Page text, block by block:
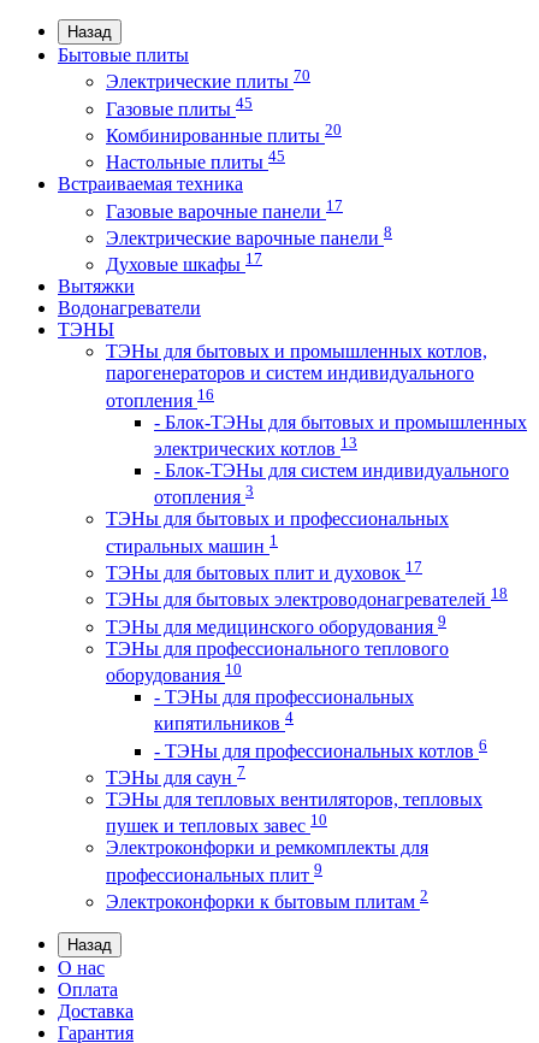
Назад
Бытовые плиты
Электрические плиты 70
Газовые плиты 45
Комбинированные плиты 20
Настольные плиты 45
Встраиваемая техника
Газовые варочные панели 17
Электрические варочные панели 8
Духовые шкафы 17
Вытяжки
Водонагреватели
ТЭНЫ
ТЭНы для бытовых и промышленных котлов,
парогенераторов и систем индивидуального
отопления 16
- Блок-ТЭНы для бытовых и промышленных
электрических котлов 13
- Блок-ТЭНы для систем индивидуального
отопления 3
ТЭНы для бытовых и профессиональных
стиральных машин 1
ТЭНы для бытовых плит и духовок 17
ТЭНы для бытовых электроводонагревателей 18
ТЭНы для медицинского оборудования 9
ТЭНы для профессионального теплового
оборудования 10
- ТЭНы для профессиональных
кипятильников 4
- ТЭНы для профессиональных котлов 6
ТЭНы для саун 7
ТЭНы для тепловых вентиляторов, тепловых
пушек и тепловых завес 10
Электроконфорки и ремкомплекты для
профессиональных плит 9
Электроконфорки к бытовым плитам 2
Назад
О нас
Оплата
Доставка
Гарантия